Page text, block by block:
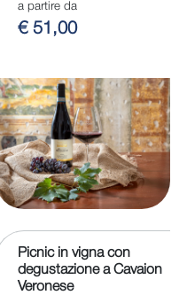
a partire da
€ 51,00
Picnic in vigna con
degustazione a Cavaion
Veronese